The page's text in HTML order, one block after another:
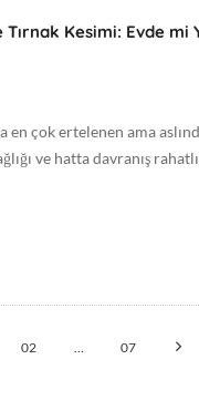
Kesimi: Evde mi
en çok ertelenen ama
ve hatta davranış
02 … 07